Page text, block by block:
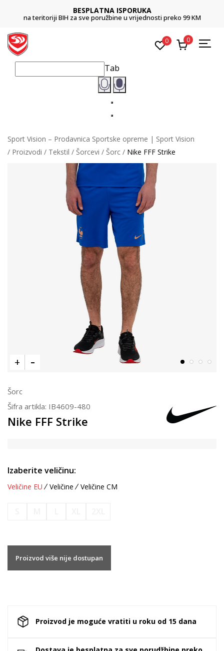
BESPLATNA ISPORUKA
na teritoriji BIH za sve poružbine u vrijednosti preko 99 KM
0 0
Tab
Sport Vision – Prodavnica Sportske opreme | Sport Vision
Proizvodi
Tekstil Šorcevi Šorc Nike FFF Strike
Šorc
Šifra artikla: IB4609-480
Nike FFF Strike
Izaberite veličinu:
Veličine EU Veličine Veličine CM
Proizvod više nije dostupan
Proizvod je moguće vratiti u roku od 15 dana